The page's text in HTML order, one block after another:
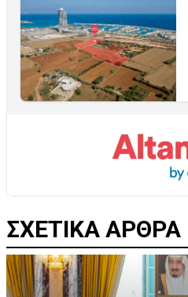
ΣΧΕΤΙΚΑ ΑΡΘΡΑ